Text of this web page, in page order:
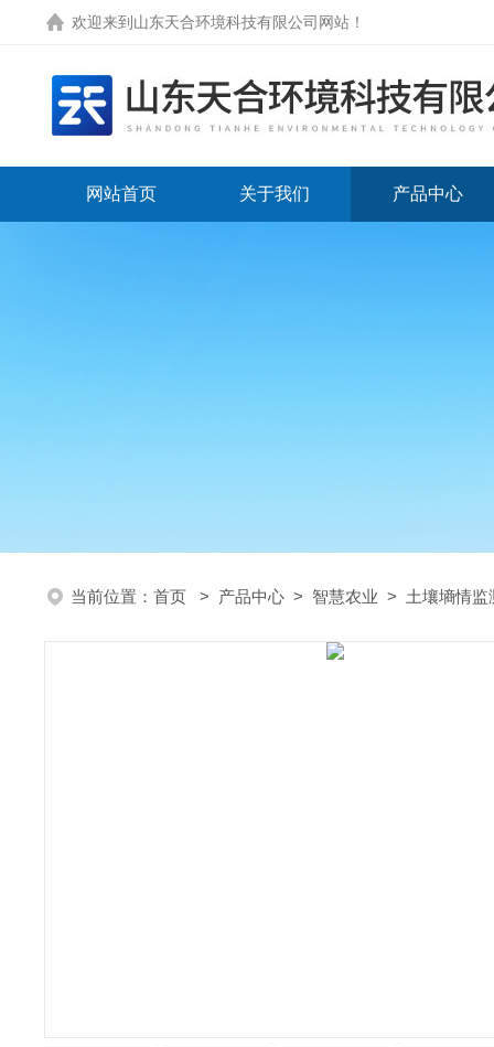
欢迎来到 山东天合环境科技有限公司网站 ！
网站首页 关于我们 产品中心
当前位置： 首页 > 产品中心 > 智慧农业 > 土壤墒情监